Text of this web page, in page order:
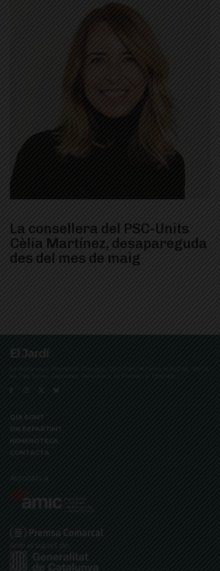
La consellera del PSC-Units
Cèlia Martínez, desapareguda
des del mes de maig
El Jardí
La Bonanova, Monterols, Galvany, Turó Parc, el Farró, el Putxet, Sarrià,
les Tres Torres, Pedralbes, Vallvidrera, les Planes i el Tibidabo
QUI SOM?
ON REPARTIM?
HEMEROTECA
CONTACTA
Associats a:
Amb el suport de: